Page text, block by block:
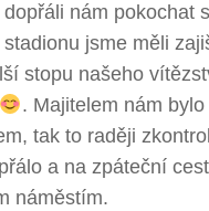
nám pokochat
jsme měli
stopu našeho
. Majitelem nám
tak to raději
a na zpáteční
náměstím.